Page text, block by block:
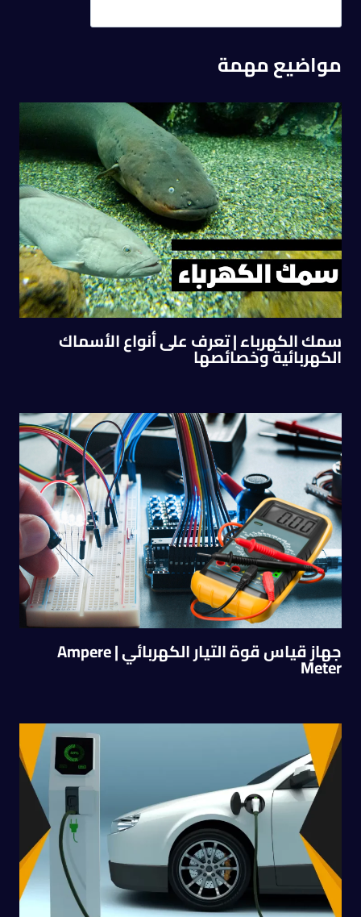
مواضيع مهمة
سمك الكهرباء | تعرف على أنواع الأسماك
الكهربائية وخصائصها
جهاز قياس قوة التيار الكهربائي | Ampere
Meter